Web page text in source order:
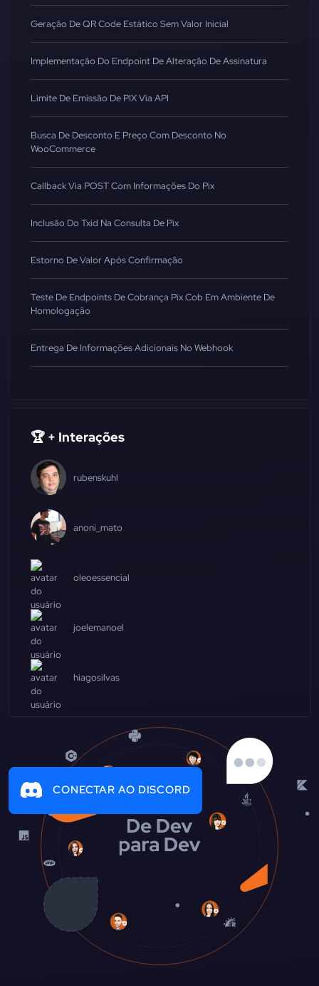
Geração De QR Code Estático Sem Valor Inicial
Implementação Do Endpoint De Alteração De Assinatura
Limite De Emissão De PIX Via API
Busca De Desconto E Preço Com Desconto No
WooCommerce
Callback Via POST Com Informações Do Pix
Inclusão Do Txid Na Consulta De Pix
Estorno De Valor Após Confirmação
Teste De Endpoints De Cobrança Pix Cob Em Ambiente De
Homologação
Entrega De Informações Adicionais No Webhook
🏆 + Interações
rubenskuhl
anoni_mato
oleoessencial
joelemanoel
hiagosilvas
CONECTAR AO DISCORD